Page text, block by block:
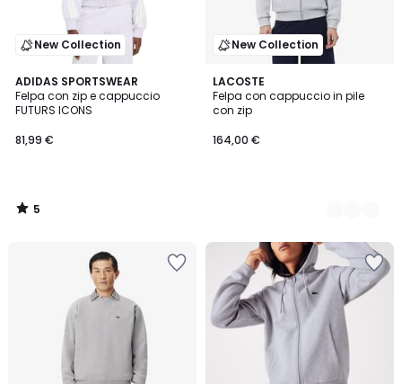
New Collection
ADIDAS SPORTSWEAR
Felpa con zip e cappuccio
FUTURS ICONS
81,99 €
5
/
5
5
/
New Collection
LACOSTE
Felpa con cappuccio in pile
con zip
164,00 €
4
Colori